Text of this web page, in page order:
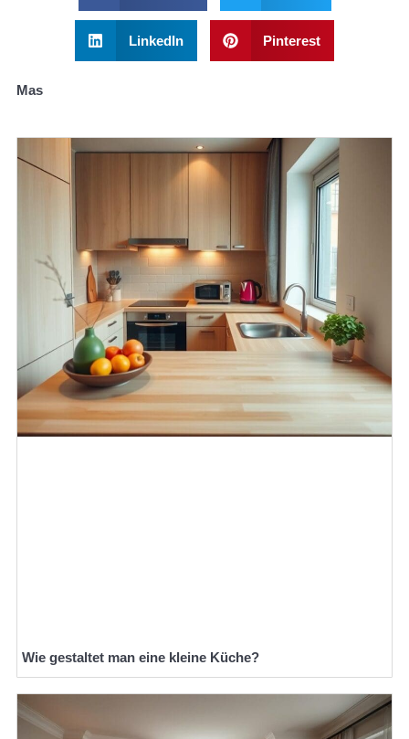
LinkedIn Pinterest
Mas
Wie gestaltet man eine kleine Küche?